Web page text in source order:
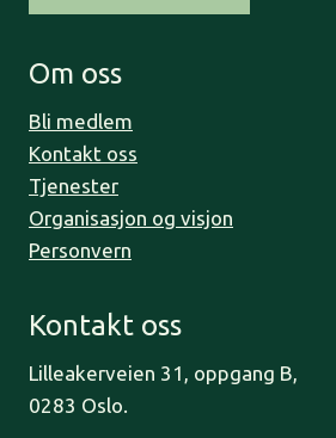
Om oss
Bli medlem
Kontakt oss
Tjenester
Organisasjon og visjon
Personvern
Kontakt oss
Lilleakerveien 31, oppgang B,
0283 Oslo.